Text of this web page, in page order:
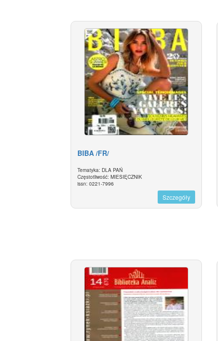
BIBA /FR/
Tematyka: DLA PAŃ
Częstotliwość: MIESIĘCZNIK
issn: 0221-7996
Szczegóły